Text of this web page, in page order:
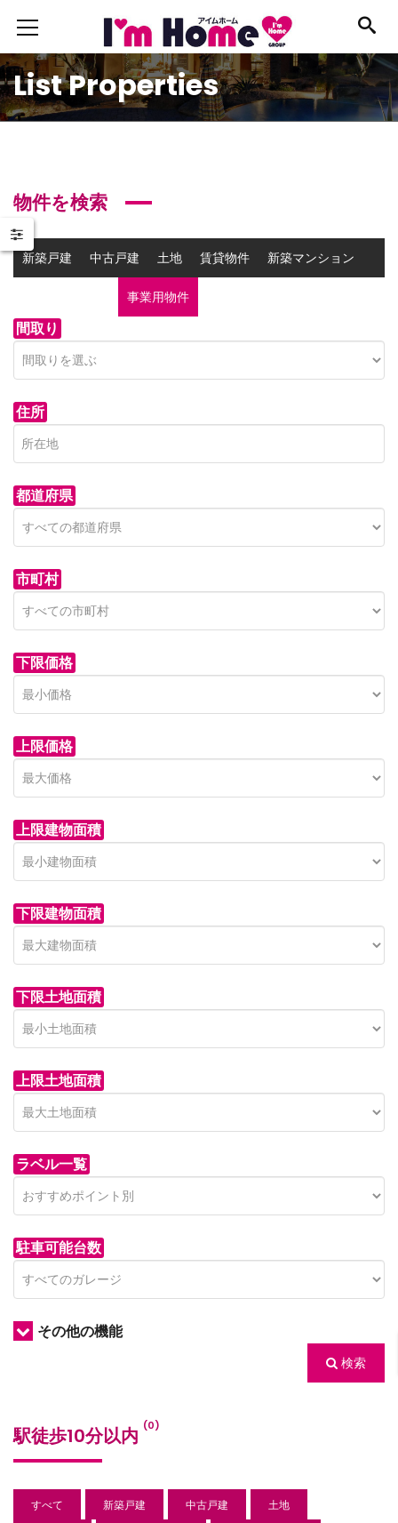
List Properties
物件を検索
新築戸建 中古戸建 土地 賃貸物件 新築マンション
事業用物件
間取り
住所
都道府県
市町村
下限価格
上限価格
上限建物面積
下限建物面積
下限土地面積
上限土地面積
ラベル一覧
駐車可能台数
その他の機能
検索
駅徒歩10分以内 (0)
すべて 新築戸建 中古戸建
土地
青木新築分譲住宅
on call
Price on call
セン
850
top-